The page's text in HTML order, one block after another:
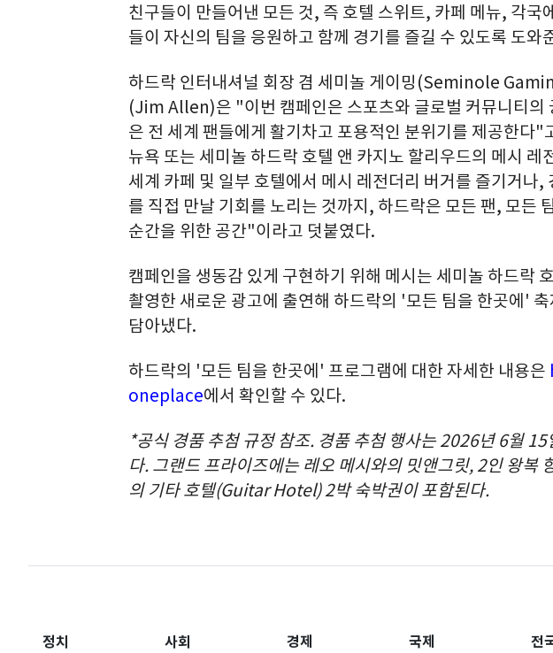
친구들이 만들어낸 모든 것, 즉 호텔 스위트, 카페 메뉴, 각국
들이 자신의 팀을 응원하고 함께 경기를 즐길 수 있도록 도와
하드락 인터내셔널 회장 겸 세미놀 게이밍(Seminole
(Jim Allen)은 "이번 캠페인은 스포츠와 글로벌 커뮤니티의
은 전 세계 팬들에게 활기차고 포용적인 분위기를 제공한다"
뉴욕 또는 세미놀 하드락 호텔 앤 카지노 할리우드의 메시 레
세계 카페 및 일부 호텔에서 메시 레전더리 버거를 즐기거나,
를 직접 만날 기회를 노리는 것까지, 하드락은 모든 팬, 모든
순간을 위한 공간"이라고 덧붙였다.
캠페인을 생동감 있게 구현하기 위해 메시는 세미놀 하드락
촬영한 새로운 광고에 출연해 하드락의 '모든 팀을 한곳에'
담아냈다.
하드락의 '모든 팀을 한곳에' 프로그램에 대한 자세한 내용은
oneplace에서 확인할 수 있다.
*공식 경품 추첨 규정 참조. 경품 추첨 행사는 2026년 6월
다. 그랜드 프라이즈에는 레오 메시와의 밋앤그릿, 2인 왕복
의 기타 호텔(Guitar Hotel) 2박 숙박권이 포함된다.
정치 사회 경제 국제 전